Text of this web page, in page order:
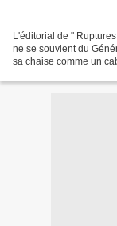
L'éditorial de "
ne se souvient du
sa chaise comme un